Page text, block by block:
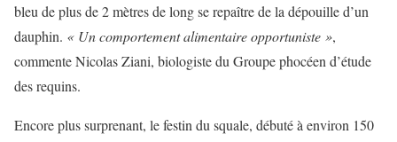
bleu de plus de 2 mètres de long se repaître de la dépouille d’un
dauphin. « Un comportement alimentaire opportuniste »,
commente Nicolas Ziani, biologiste du Groupe phocéen d’étude
des requins.
Encore plus surprenant, le festin du squale, débuté à environ 150